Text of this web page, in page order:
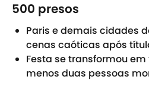
500 presos
Paris e demais cidades
cenas caóticas após
Festa se transformou
menos duas pessoas